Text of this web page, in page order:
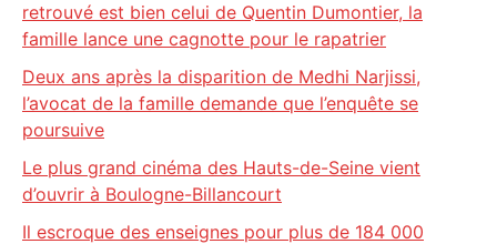
retrouvé est bien celui de Quentin Dumontier, la
famille lance une cagnotte pour le rapatrier
Deux ans après la disparition de Medhi Narjissi,
l’avocat de la famille demande que l’enquête se
poursuive
Le plus grand cinéma des Hauts-de-Seine vient
d’ouvrir à Boulogne-Billancourt
Il escroque des enseignes pour plus de 184 000